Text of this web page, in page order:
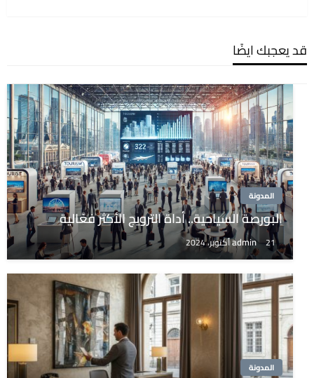
قد يعجبك ايضًا
المدونة
البورصة السياحية.. أداة الترويج الأكثر فعَّالية
admin 21 أكتوبر، 2024
المدونة